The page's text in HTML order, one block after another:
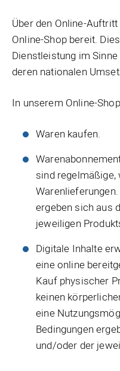
Über den Online-
Online-Shop bereit.
Dienstleistung im
deren nationalen
In unserem Online-
Waren kaufen.
sind regelmäßige,
ergeben sich aus
jeweiligen
Digitale Inhalte
eine online
Kauf physischer
keinen
eine
Bedingungen
und/oder der